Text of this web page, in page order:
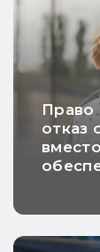
Право
отказ
вместо